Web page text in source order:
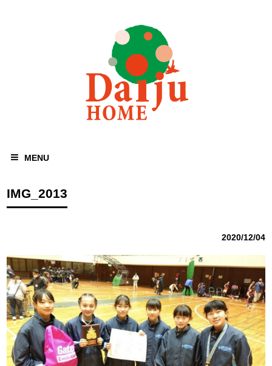
MENU
IMG_2013
2020/12/04